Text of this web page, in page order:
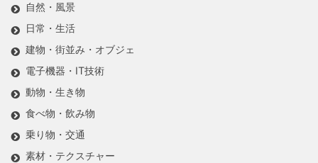
自然・風景
日常・生活
建物・街並み・オブジェ
電子機器・IT技術
動物・生き物
食べ物・飲み物
乗り物・交通
素材・テクスチャー